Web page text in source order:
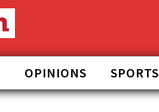
OPINIONS SPORTS